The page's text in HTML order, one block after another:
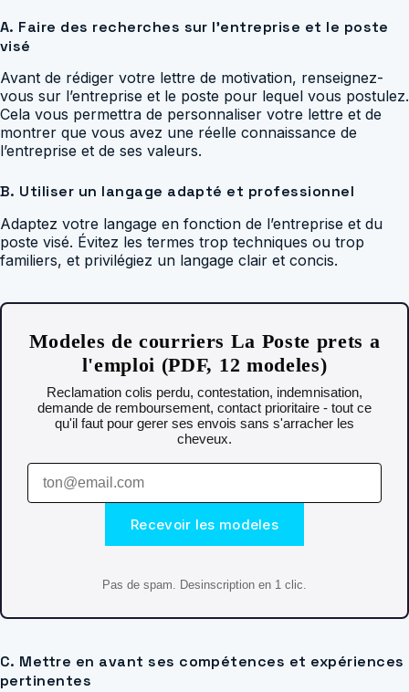
A. Faire des recherches sur l’entreprise et le poste
visé
Avant de rédiger votre lettre de motivation, renseignez-
vous sur l’entreprise et le poste pour lequel vous postulez.
Cela vous permettra de personnaliser votre lettre et de
montrer que vous avez une réelle connaissance de
l’entreprise et de ses valeurs.
B. Utiliser un langage adapté et professionnel
Adaptez votre langage en fonction de l’entreprise et du
poste visé. Évitez les termes trop techniques ou trop
familiers, et privilégiez un langage clair et concis.
Modeles de courriers La Poste prets a
l'emploi (PDF, 12 modeles)
Reclamation colis perdu, contestation, indemnisation,
demande de remboursement, contact prioritaire - tout ce
qu'il faut pour gerer ses envois sans s'arracher les
cheveux.
Recevoir les modeles
Pas de spam. Desinscription en 1 clic.
C. Mettre en avant ses compétences et expériences
pertinentes